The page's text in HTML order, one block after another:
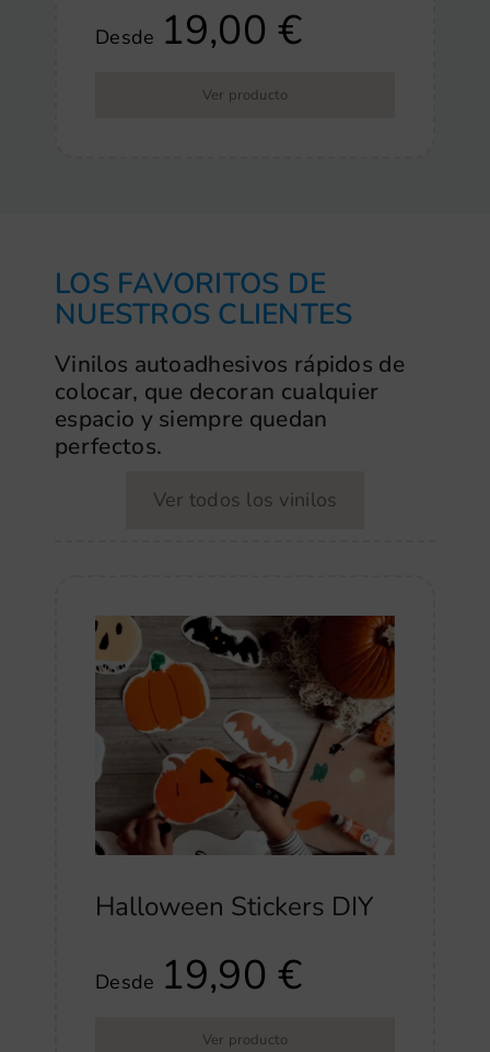
Desde 19,00€
Ver producto
Halloween Stickers DIY
Desde 19,90€
Ver producto
LOS FAVORITOS DE
NUESTROS CLIENTES
Vinilos autoadhesivos rápidos de
colocar, que decoran cualquier
espacio y siempre quedan
perfectos.
Ver todos los vinilos